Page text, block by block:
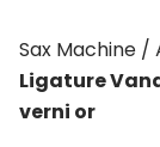
Sax Machine /
Ligature
verni or